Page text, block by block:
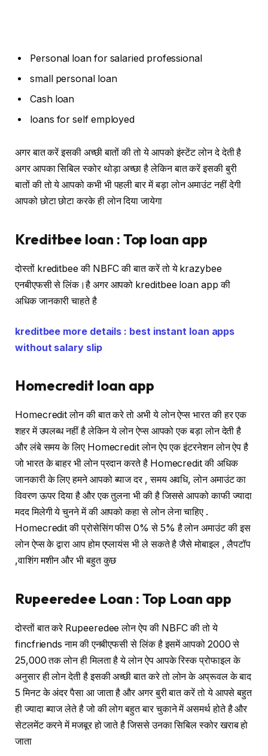
Personal loan for salaried professional
small personal loan
Cash loan
loans for self employed
अगर बात करें इसकी अच्छी बातों की तो ये आपको इंस्टेंट लोन दे देती है
अगर आपका सिबिल स्कोर थोड़ा अच्छा है लेकिन बात करें इसकी बुरी
बातों की तो ये आपको कभी भी पहली बार में बड़ा लोन अमाउंट नहीं देगी
आपको छोटा छोटा करके ही लोन दिया जायेगा
Kreditbee loan : Top loan app
दोस्तों kreditbee की NBFC की बात करें तो ये krazybee
एनबीएफसी से लिंक।है अगर आपको kreditbee loan app की
अधिक जानकारी चाहते है
kreditbee more details : best instant loan apps
without salary slip
Homecredit loan app
Homecredit लोन की बात करे तो अभी ये लोन ऐप्स भारत की हर एक
शहर में उपलब्ध नहीं है लेकिन ये लोन ऐप्स आपको एक बड़ा लोन देती है
और लंबे समय के लिए Homecredit लोन ऐप एक इंटरनेशन लोन ऐप है
जो भारत के बाहर भी लोन प्रदान करते है Homecredit की अधिक
जानकारी के लिए हमने आपको ब्याज दर , समय अवधि, लोन अमाउंट का
विवरण ऊपर दिया है और एक तुलना भी की है जिससे आपको काफी ज्यादा
मदद मिलेगी ये चुनने में की आपको कहा से लोन लेना चाहिए .
Homecredit की प्रोसेसिंग फीस 0% से 5% है लोन अमाउंट की इस
लोन ऐप्स के द्वारा आप होम एप्लायंस भी ले सकते है जैसे मोबाइल , लैपटॉप
,वाशिंग मशीन और भी बहुत कुछ
Rupeeredee Loan : Top Loan app
दोस्तों बात करे Rupeeredee लोन ऐप की NBFC की तो ये
fincfriends नाम की एनबीएफसी से लिंक है इसमें आपको 2000 से
25,000 तक लोन ही मिलता है ये लोन ऐप आपके रिस्क प्रोफाइल के
अनुसार ही लोन देती है इसकी अच्छी बात करे तो लोन के अप्रूवल के बाद
5 मिनट के अंदर पैसा आ जाता है और अगर बुरी बात करें तो ये आपसे बहुत
ही ज्यादा ब्याज लेते है जो की लोग बहुत बार चुकाने में असमर्थ होते है और
सेटलमेंट करने में मजबूर हो जाते है जिससे उनका सिबिल स्कोर खराब हो
जाता